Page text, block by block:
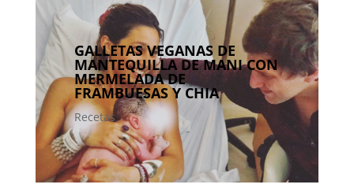
GALLETAS VEGANAS DE
MANTEQUILLA DE MANI CON
MERMELADA DE
FRAMBUESAS Y CHIA
Recetas